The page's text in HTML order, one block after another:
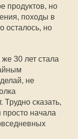
продуктов, но
походы в
осталось, но
же 30 лет стала
не
Трудно сказать,
просто начала